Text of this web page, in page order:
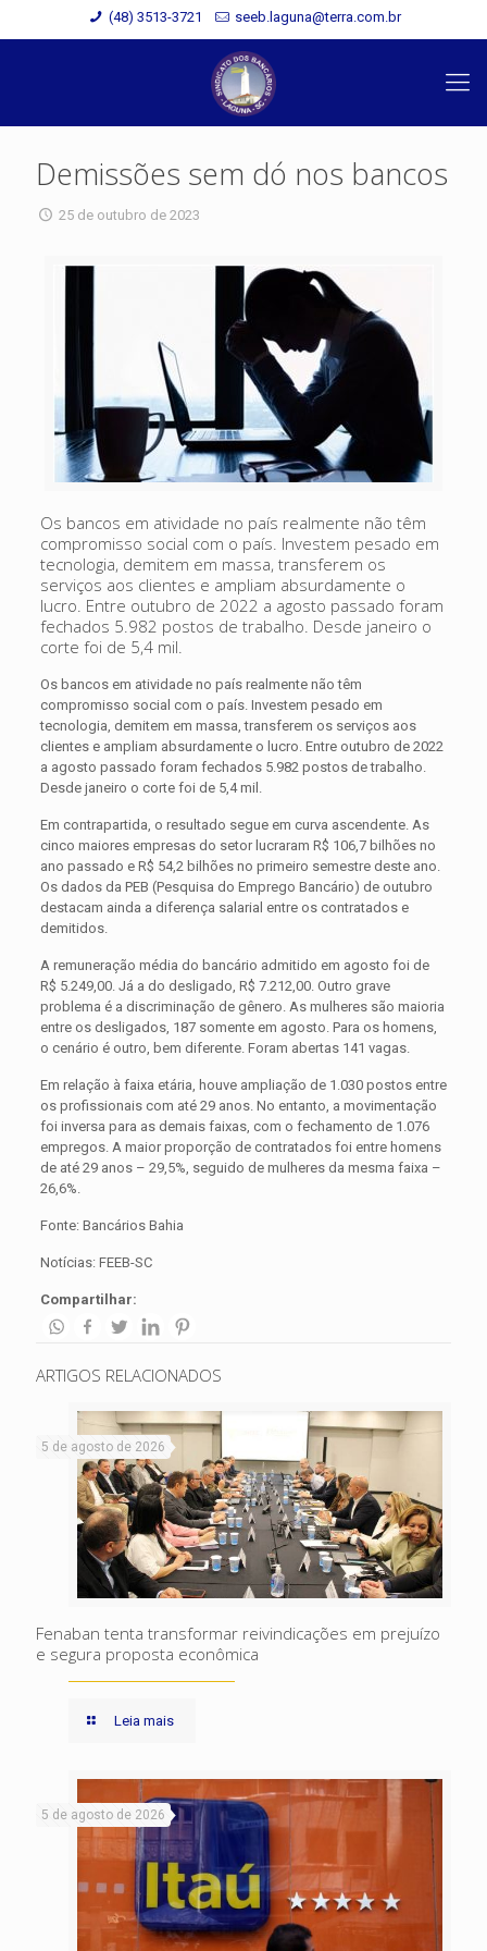
(48) 3513-3721 seeb.laguna@terra.com.br
Demissões sem dó nos bancos
25 de outubro de 2023
Os bancos em atividade no país realmente não têm
compromisso social com o país. Investem pesado em
tecnologia, demitem em massa, transferem os
serviços aos clientes e ampliam absurdamente o
lucro. Entre outubro de 2022 a agosto passado foram
fechados 5.982 postos de trabalho. Desde janeiro o
corte foi de 5,4 mil.
Os bancos em atividade no país realmente não têm
compromisso social com o país. Investem pesado em
tecnologia, demitem em massa, transferem os serviços aos
clientes e ampliam absurdamente o lucro. Entre outubro de 2022
a agosto passado foram fechados 5.982 postos de trabalho.
Desde janeiro o corte foi de 5,4 mil.
Em contrapartida, o resultado segue em curva ascendente. As
cinco maiores empresas do setor lucraram R$ 106,7 bilhões no
ano passado e R$ 54,2 bilhões no primeiro semestre deste ano.
Os dados da PEB (Pesquisa do Emprego Bancário) de outubro
destacam ainda a diferença salarial entre os contratados e
demitidos.
A remuneração média do bancário admitido em agosto foi de
R$ 5.249,00. Já a do desligado, R$ 7.212,00. Outro grave
problema é a discriminação de gênero. As mulheres são maioria
entre os desligados, 187 somente em agosto. Para os homens,
o cenário é outro, bem diferente. Foram abertas 141 vagas.
Em relação à faixa etária, houve ampliação de 1.030 postos entre
os profissionais com até 29 anos. No entanto, a movimentação
foi inversa para as demais faixas, com o fechamento de 1.076
empregos. A maior proporção de contratados foi entre homens
de até 29 anos – 29,5%, seguido de mulheres da mesma faixa –
26,6%.
Fonte: Bancários Bahia
Notícias: FEEB-SC
Compartilhar:
ARTIGOS RELACIONADOS
5 de agosto de 2026
Fenaban tenta transformar reivindicações em prejuízo
e segura proposta econômica
Leia mais
5 de agosto de 2026